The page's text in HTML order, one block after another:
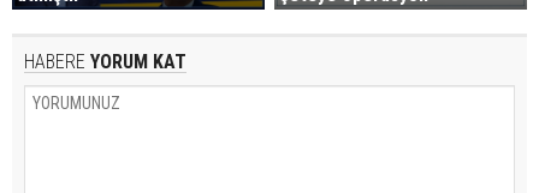
HABERE YORUM KAT